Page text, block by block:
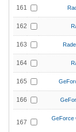
161
162
163
164
165
166
167
GeForce